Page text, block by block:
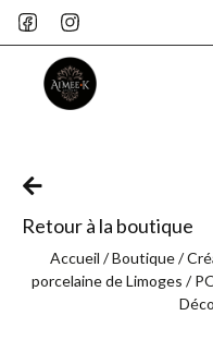
Retour à la boutique
Accueil /Boutique/
porcelaine de Limoges /